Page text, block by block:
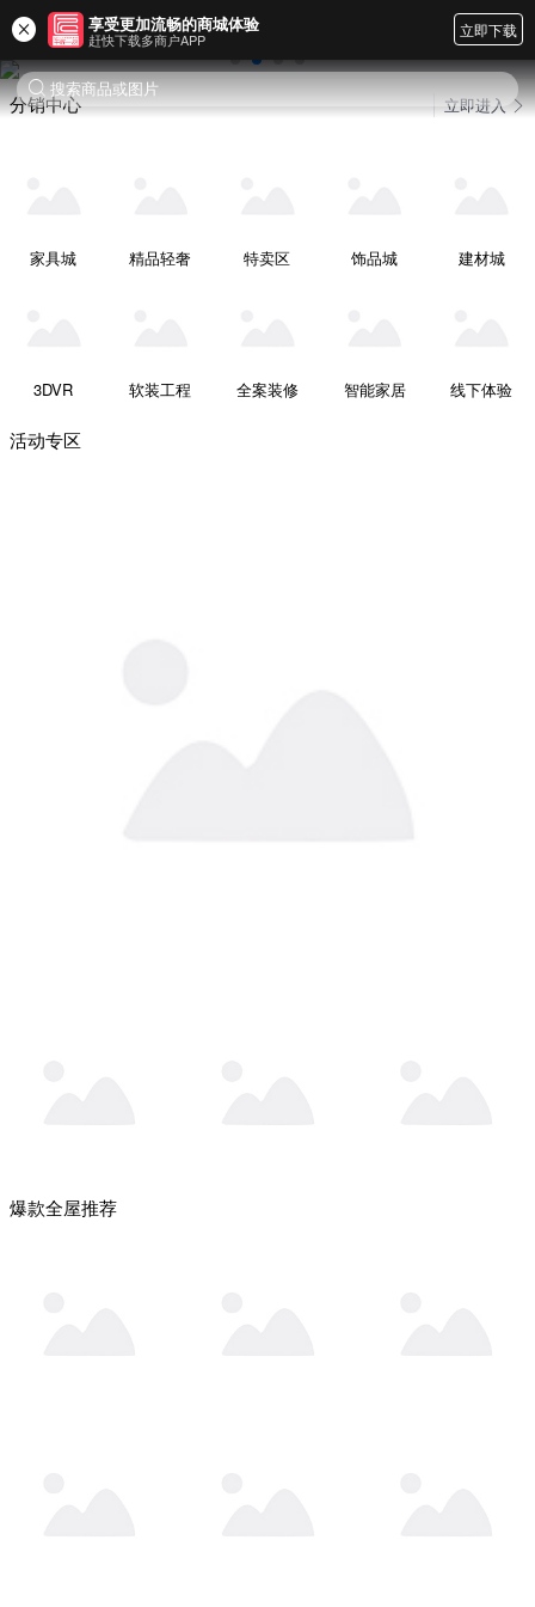
享受更加流畅的商城体验
赶快下载多商户APP 立即下载
搜索商品或图片
分销中心 立即进入
家具城 精品轻奢 特卖区 饰品城 建材城
3DVR 软装工程 全案装修 智能家居 线下体验
活动专区
爆款全屋推荐